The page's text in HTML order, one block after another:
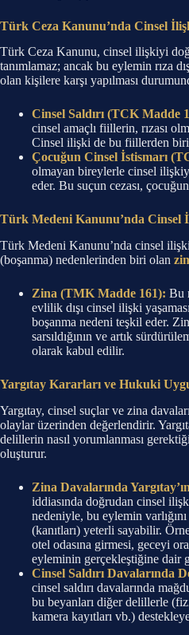
Türk Ceza Kanunu’nda Cinsel
Türk Ceza Kanunu, cinsel ilişkiyi
tanımlamaz; ancak bu eylemin rıza
olan kişilere karşı yapılması
Cinsel Saldırı (TCK Madde
cinsel amaçlı fiillerin, rızası
Cinsel ilişki de bu fiillerden
Çocuğun Cinsel İstismarı
olmayan bireylerle cinsel
eder. Bu suçun cezası,
Türk Medeni Kanunu’nda Cinsel
Türk Medeni Kanunu’nda cinsel
(boşanma) nedenlerinden biri olan
Zina (TMK Madde 161): Bu
evlilik dışı cinsel ilişki
boşanma nedeni teşkil eder.
sarsıldığının ve artık
olarak kabul edilir.
Yargıtay Kararları ve Hukuki
Yargıtay, cinsel suçlar ve zina
olaylar üzerinden değerlendirir.
delillerin nasıl yorumlanması
oluşturur.
Zina Davalarında
iddiasında doğrudan cinsel
nedeniyle, bu eylemin
(kanıtları) yeterli sayabilir.
otel odasına girmesi, geceyi
eyleminin gerçekleştiğine dair
Cinsel Saldırı Davalarında
cinsel saldırı davalarında
bu beyanları diğer delillerle
kamera kayıtları vb.)